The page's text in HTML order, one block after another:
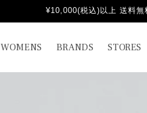
¥10,000(税込)以上 送料
WOMENS BRANDS STORES